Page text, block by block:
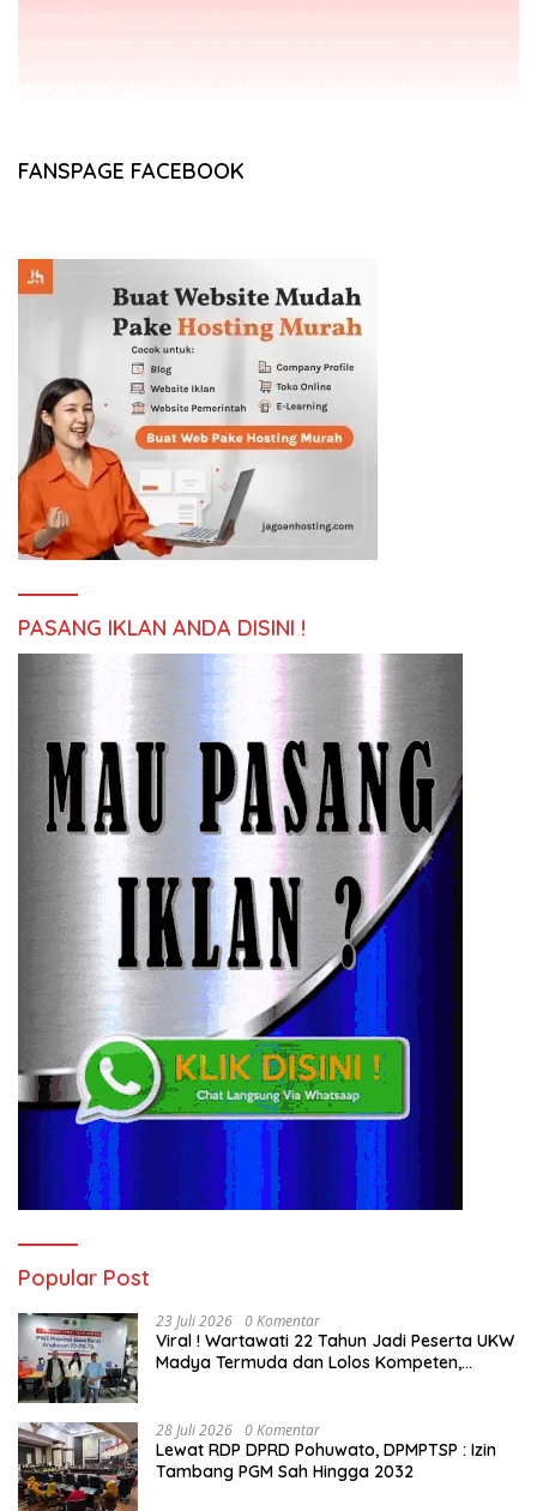
FANSPAGE FACEBOOK
PASANG IKLAN ANDA DISINI !
Popular Post
23 Juli 2026 0 Komentar
Viral ! Wartawati 22 Tahun Jadi Peserta UKW
Madya Termuda dan Lolos Kompeten,
28 Juli 2026 0 Komentar
Lewat RDP DPRD Pohuwato, DPMPTSP : Izin
Tambang PGM Sah Hingga 2032